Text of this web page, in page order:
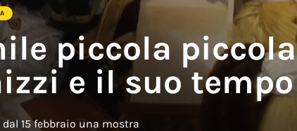
piccola piccola
e il suo tempo
15 febbraio una mostra